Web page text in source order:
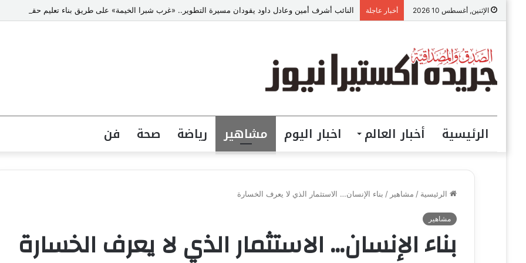
الإثنين, أغسطس 10 2026 أخبار عاجلة النائب أشرف أمين وعادل داود يقودان مسيرة التطوير.. «غرب شبرا الخيمة» على طريق بناء تعليم حقيقي
الرئيسية أخبار العالم اخبار اليوم مشاهير رياضة صحة فن
الرئيسية / مشاهير / بناء الإنسان… الاستثمار الذي لا يعرف الخسارة
مشاهير
بناء الإنسان… الاستثمار الذي لا يعرف الخسارة